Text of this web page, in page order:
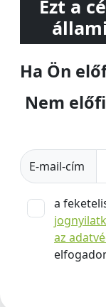
Ezt a
Ha Ön
Nem
E-mail-cím
a
az